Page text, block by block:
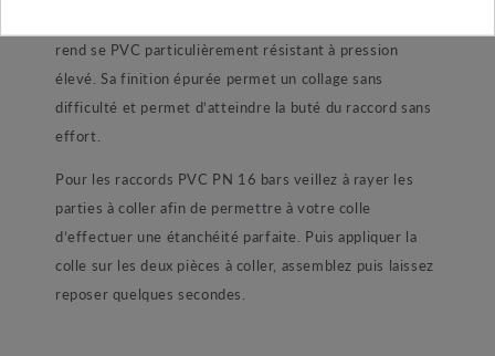
rend se PVC particulièrement résistant à pression
élevé. Sa finition épurée permet un collage sans
difficulté et permet d’atteindre la buté du raccord sans
effort.
Pour les raccords PVC PN 16 bars veillez à rayer les
parties à coller afin de permettre à votre colle
d’effectuer une étanchéité parfaite. Puis appliquer la
colle sur les deux pièces à coller, assemblez puis laissez
reposer quelques secondes.